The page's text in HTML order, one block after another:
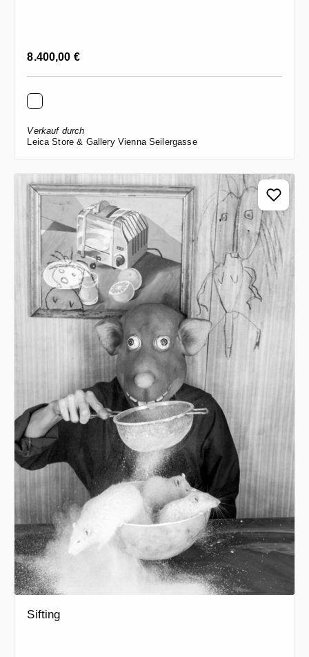
Regulärer Preis:
8.400,00 €
Verkauf durch
Leica Store & Gallery Vienna Seilergasse
Sifting